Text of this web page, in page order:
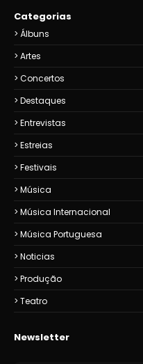
Categorias
Álbuns
Artes
Concertos
Destaques
Entrevistas
Estreias
Festivais
Música
Música Internacional
Música Portuguesa
Noticias
Produção
Teatro
Newsletter